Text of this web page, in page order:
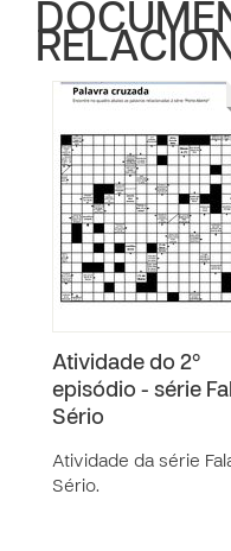
Atividade do 2º
episódio - série
Sério
Atividade da série
Sério.